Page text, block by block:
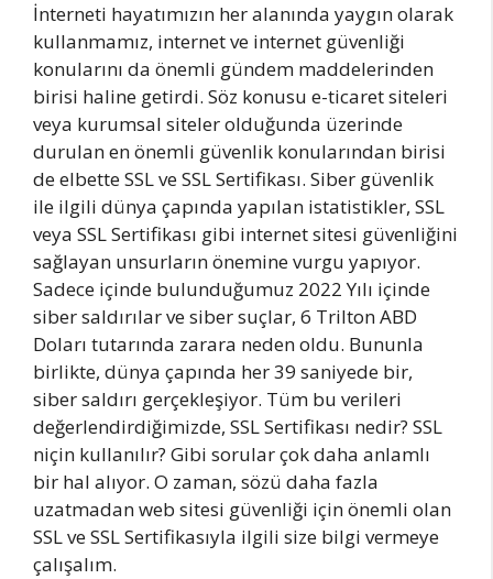
İnterneti hayatımızın her alanında yaygın olarak
kullanmamız, internet ve internet güvenliği
konularını da önemli gündem maddelerinden
birisi haline getirdi. Söz konusu e-ticaret siteleri
veya kurumsal siteler olduğunda üzerinde
durulan en önemli güvenlik konularından birisi
de elbette SSL ve SSL Sertifikası. Siber güvenlik
ile ilgili dünya çapında yapılan istatistikler, SSL
veya SSL Sertifikası gibi internet sitesi güvenliğini
sağlayan unsurların önemine vurgu yapıyor.
Sadece içinde bulunduğumuz 2022 Yılı içinde
siber saldırılar ve siber suçlar, 6 Trilton ABD
Doları tutarında zarara neden oldu. Bununla
birlikte, dünya çapında her 39 saniyede bir,
siber saldırı gerçekleşiyor. Tüm bu verileri
değerlendirdiğimizde, SSL Sertifikası nedir? SSL
niçin kullanılır? Gibi sorular çok daha anlamlı
bir hal alıyor. O zaman, sözü daha fazla
uzatmadan web sitesi güvenliği için önemli olan
SSL ve SSL Sertifikasıyla ilgili size bilgi vermeye
çalışalım.